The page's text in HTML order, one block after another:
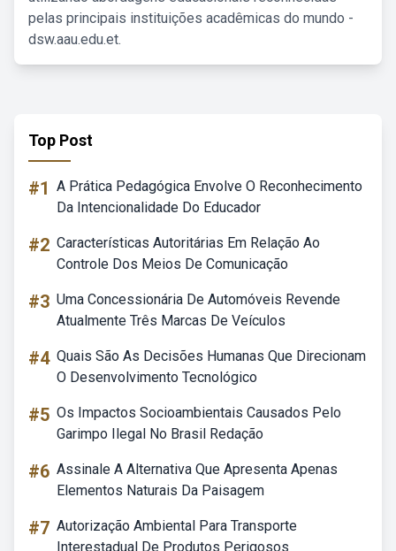
pelas principais instituições acadêmicas do mundo -
dsw.aau.edu.et.
Top Post
#1 A Prática Pedagógica Envolve O Reconhecimento
Da Intencionalidade Do Educador
#2 Características Autoritárias Em Relação Ao
Controle Dos Meios De Comunicação
#3 Uma Concessionária De Automóveis Revende
Atualmente Três Marcas De Veículos
#4 Quais São As Decisões Humanas Que Direcionam
O Desenvolvimento Tecnológico
#5 Os Impactos Socioambientais Causados Pelo
Garimpo Ilegal No Brasil Redação
#6 Assinale A Alternativa Que Apresenta Apenas
Elementos Naturais Da Paisagem
#7 Autorização Ambiental Para Transporte
Interestadual De Produtos Perigosos